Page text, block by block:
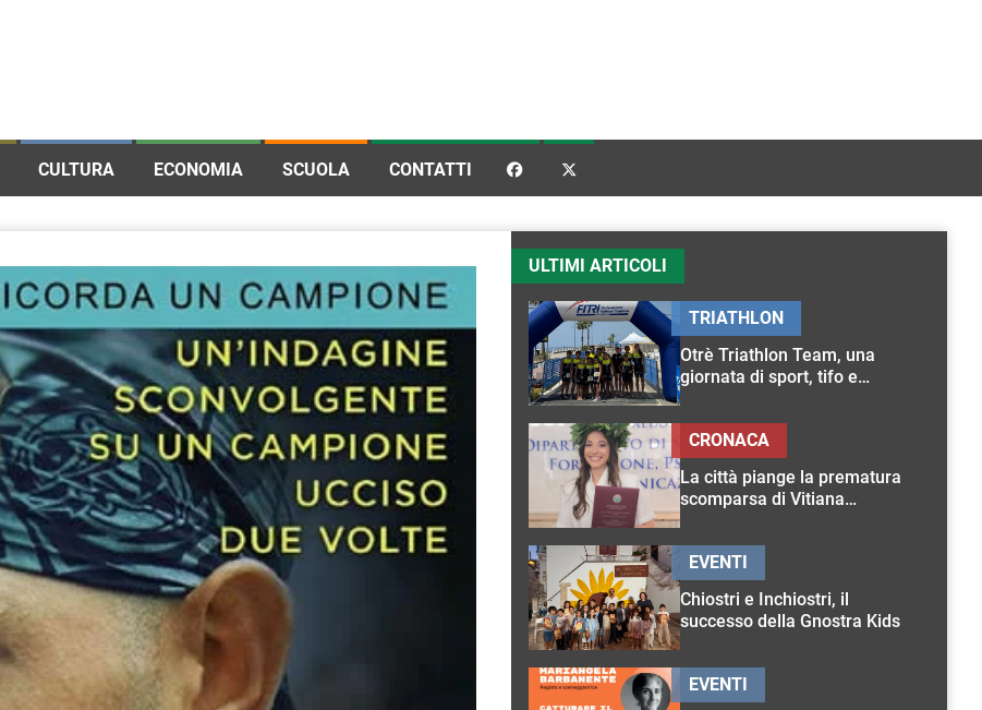
CULTURA ECONOMIA SCUOLA CONTATTI  
ULTIMI ARTICOLI
Otrè Triathlon Team, una
giornata di sport, tifo e
TRIATHLON
La città piange la prematura
scomparsa di Vitiana
CRONACA
Chiostri e Inchiostri, il
successo della Gnostra Kids
EVENTI
EVENTI